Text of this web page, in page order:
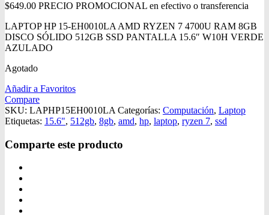
$649.00 PRECIO PROMOCIONAL en efectivo o transferencia
LAPTOP HP 15-EH0010LA AMD RYZEN 7 4700U RAM 8GB
DISCO SÓLIDO 512GB SSD PANTALLA 15.6″ W10H VERDE
AZULADO
Agotado
Añadir a Favoritos
Compare
SKU: LAPHP15EH0010LA Categorías: Computación, Laptop
Etiquetas: 15.6", 512gb, 8gb, amd, hp, laptop, ryzen 7, ssd
Comparte este producto